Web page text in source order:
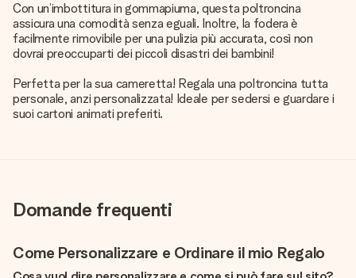
Con un’imbottitura in gommapiuma, questa poltroncina
assicura una comodità senza eguali. Inoltre, la fodera è
facilmente rimovibile per una pulizia più accurata, così non
dovrai preoccuparti dei piccoli disastri dei bambini!
Perfetta per la sua cameretta! Regala una poltroncina tutta
personale, anzi personalizzata! Ideale per sedersi e guardare i
suoi cartoni animati preferiti.
Domande frequenti
Come Personalizzare e Ordinare il mio Regalo